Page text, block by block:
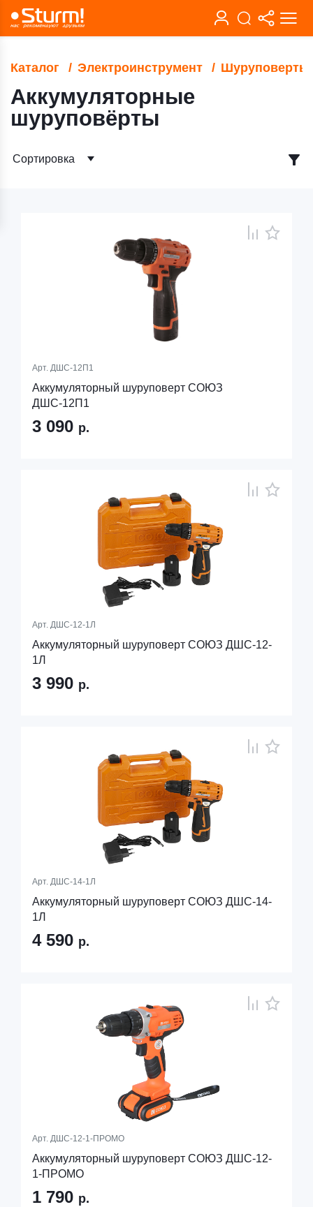
Каталог Электроинструмент Шуруповерты
Аккумуляторные
шуруповёрты
Сортировка
Арт. ДШС-12П1
Аккумуляторный шуруповерт СОЮЗ
ДШС-12П1
3 090 р.
Арт. ДШС-12-1Л
Аккумуляторный шуруповерт СОЮЗ ДШС-12-
1Л
3 990 р.
Арт. ДШС-14-1Л
Аккумуляторный шуруповерт СОЮЗ ДШС-14-
1Л
4 590 р.
Арт. ДШС-12-1-ПРОМО
Аккумуляторный шуруповерт СОЮЗ ДШС-12-
1-ПРОМО
1 790 р.